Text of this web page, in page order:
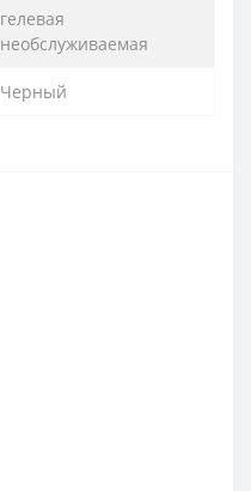
гелевая
необслуживаемая
Черный